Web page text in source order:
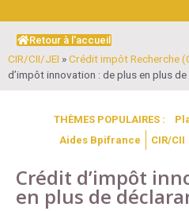
Retour à l'accueil
CIR/CII/JEI »Crédit impôt Recherche
d’impôt innovation : de plus en plus
THÈMES POPULAIRES :
Aides Bpifrance
CIR/CII
Crédit d’impôt
en plus de